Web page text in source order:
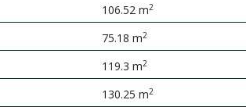
106.52 m2
75.18 m2
119.3 m2
130.25 m2